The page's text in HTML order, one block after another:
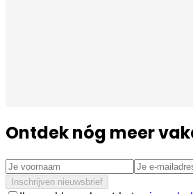
Ontdek nóg meer
Inschrijven nieuwsbrief